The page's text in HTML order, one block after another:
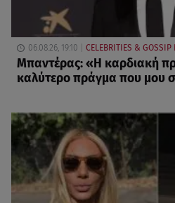
06.08.26, 19:10 CELEBRITIES &
Μπαντέρας: «Η καρδιακή
καλύτερο πράγμα που μου